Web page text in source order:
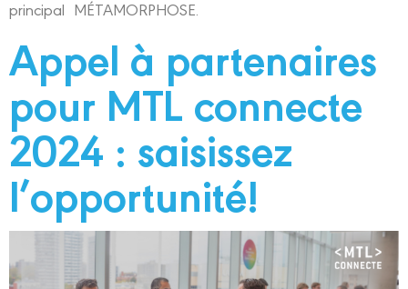
principal MÉTAMORPHOSE.
Appel à partenaires
pour MTL connecte
2024 : saisissez
l’opportunité!